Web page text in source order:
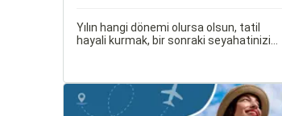
Yılın hangi dönemi olursa olsun, tatil
hayali kurmak, bir sonraki seyahatinizi
olabilir.